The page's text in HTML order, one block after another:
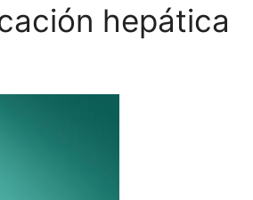
hepática